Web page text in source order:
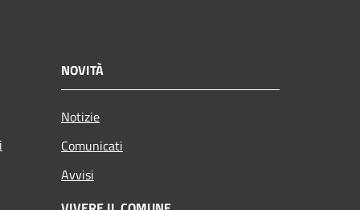
NOVITÀ
Notizie
Comunicati
Avvisi